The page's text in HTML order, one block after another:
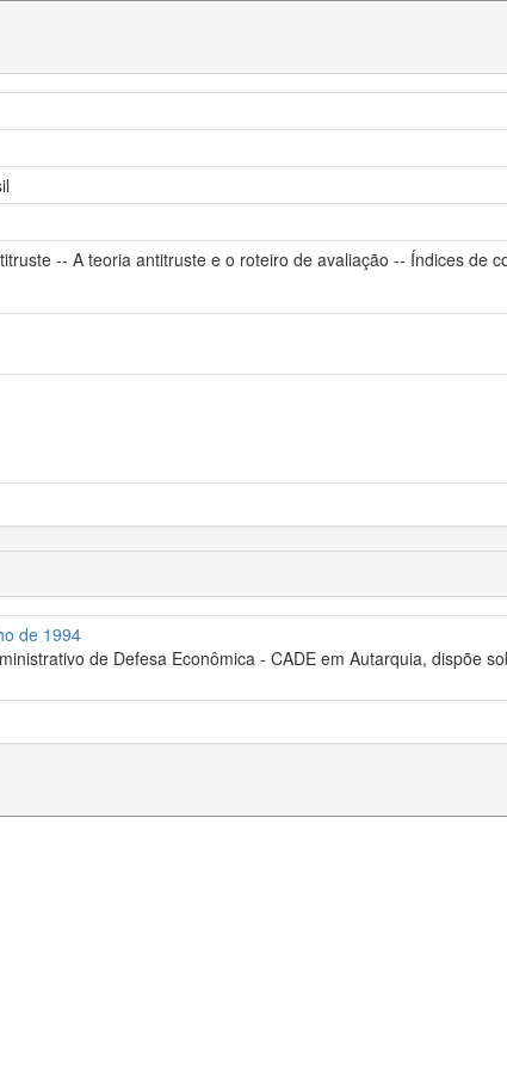
-- A teoria antitruste e o roteiro de avaliação -- Índices de
de 1994
de Defesa Econômica - CADE em Autarquia, dispõe